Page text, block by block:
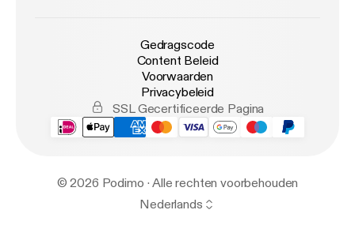
Gedragscode
Content Beleid
Voorwaarden
Privacybeleid
SSL Gecertificeerde Pagina
© 2026 Podimo · Alle rechten voorbehouden
Nederlands